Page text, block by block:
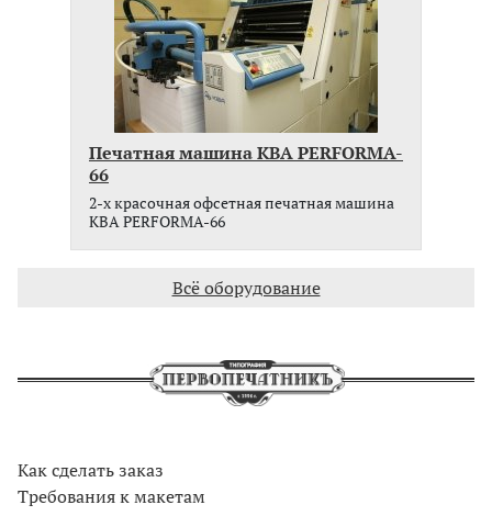
Печатная машина KBA PERFORMA-
66
2-x красочная офсетная печатная машина
KBA PERFORMA-66
Всё оборудование
Как сделать заказ
Требования к макетам